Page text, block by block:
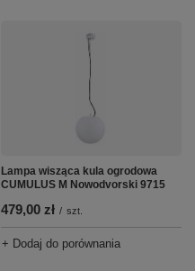
Lampa wisząca kula ogrodowa
CUMULUS M Nowodvorski 9715
479,00 zł / szt.
+ Dodaj do porównania